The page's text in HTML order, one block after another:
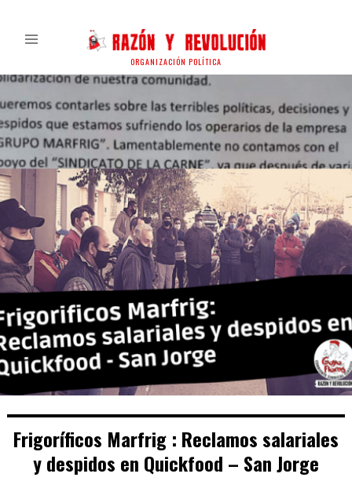
ORGANIZACIÓN POLÍTICA
Frigoríficos Marfrig : Reclamos salariales
y despidos en Quickfood – San Jorge